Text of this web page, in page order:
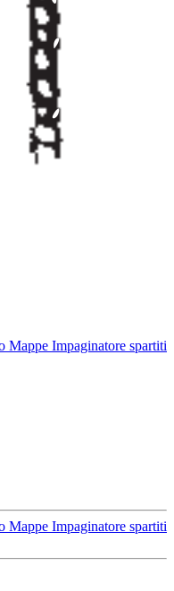
Mappe Impaginatore spartiti
Mappe Impaginatore spartiti